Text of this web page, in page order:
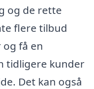
og de rette
flere tilbud
få en
tidligere kunder
Det kan også